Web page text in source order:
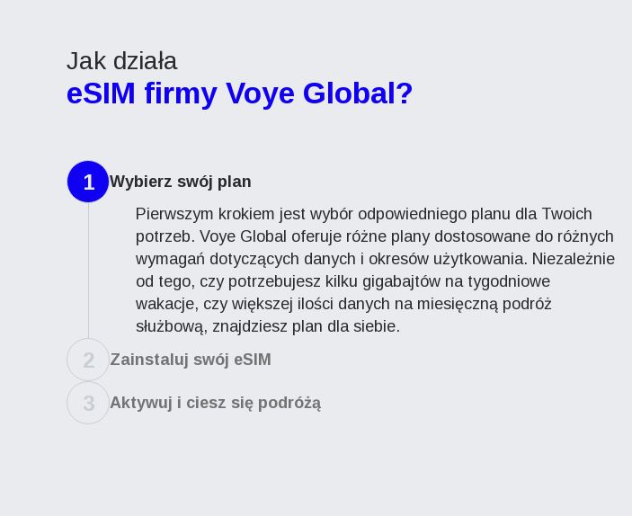
Jak działa
eSIM firmy Voye Global?
1
Wybierz swój plan
Pierwszym krokiem jest wybór odpowiedniego planu dla Twoich
potrzeb. Voye Global oferuje różne plany dostosowane do różnych
wymagań dotyczących danych i okresów użytkowania. Niezależnie
od tego, czy potrzebujesz kilku gigabajtów na tygodniowe
wakacje, czy większej ilości danych na miesięczną podróż
służbową, znajdziesz plan dla siebie.
2 Zainstaluj swój eSIM
3 Aktywuj i ciesz się podróżą